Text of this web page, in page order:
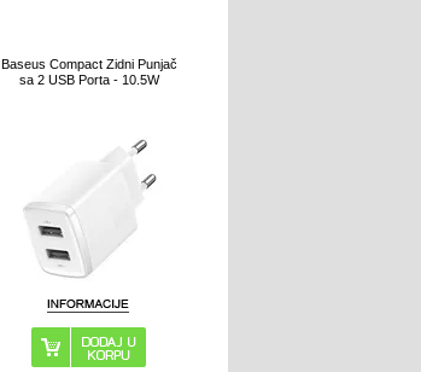
Baseus Compact Zidni Punjač
sa 2 USB Porta - 10.5W